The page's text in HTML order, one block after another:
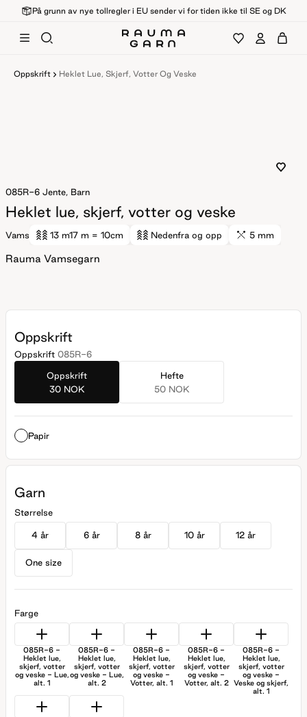
På grunn av nye tollregler i EU sender vi for tiden ikke til SE og DK
Oppskrift Heklet Lue, Skjerf, Votter Og Veske
085R-6 Jente, Barn
Heklet lue, skjerf, votter og veske
Vams 13 m17 m = 10cm Nedenfra og opp 5 mm
Rauma Vamsegarn
Oppskrift
Oppskrift 085R-6
Oppskrift
30 NOK
Hefte
50 NOK
Papir
Garn
Størrelse
4 år 6 år 8 år 10 år 12 år
One size
Farge
085R-6 -
Heklet lue,
skjerf, votter
og veske - Lue,
alt. 1
085R-6 -
Heklet lue,
skjerf, votter
og veske - Lue,
alt. 2
085R-6 -
Heklet lue,
skjerf, votter
og veske -
Votter, alt. 1
085R-6 -
Heklet lue,
skjerf, votter
og veske -
Votter, alt. 2
085R-6 -
Heklet lue,
skjerf, votter
og veske -
Veske og skjerf,
alt. 1